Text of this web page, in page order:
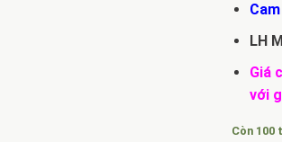
LH
Giá
với
Còn 100